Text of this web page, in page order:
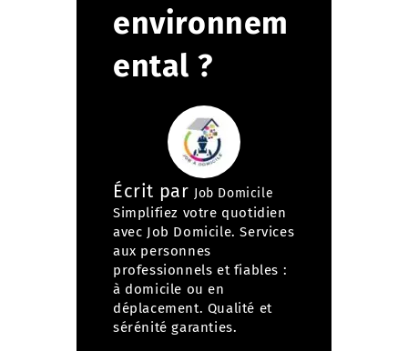
environnem
ental ?
Écrit par Job Domicile
Simplifiez votre quotidien
avec Job Domicile. Services
aux personnes
professionnels et fiables :
à domicile ou en
déplacement. Qualité et
sérénité garanties.